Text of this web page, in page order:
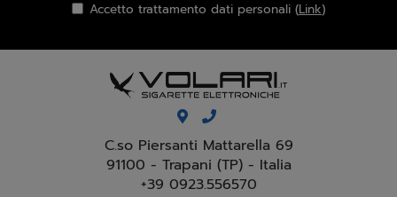
Accetto trattamento dati personali (Link)
C.so Piersanti Mattarella 69
91100 - Trapani (TP) - Italia
+39 0923.556570